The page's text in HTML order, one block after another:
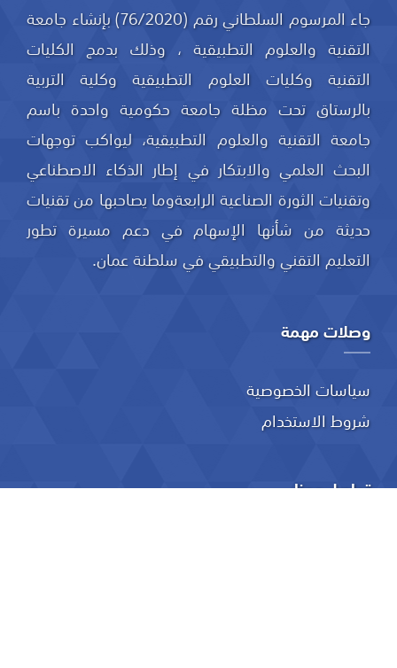
جاء المرسوم السلطاني رقم (76/2020) بإنشاء جامعة
التقنية والعلوم التطبيقية ، وذلك بدمج الكليات
التقنية وكليات العلوم التطبيقية وكلية التربية
بالرستاق تحت مظلة جامعة حكومية واحدة باسم
جامعة التقنية والعلوم التطبيقية، ليواكب توجهات
البحث العلمي والابتكار في إطار الذكاء الاصطناعي
وتقنيات الثورة الصناعية الرابعةوما يصاحبها من تقنيات
حديثة من شأنها الإسهام في دعم مسيرة تطور
التعليم التقني والتطبيقي في سلطنة عمان.
وصلات مهمة
سياسات الخصوصية
شروط الاستخدام
تواصل معنا